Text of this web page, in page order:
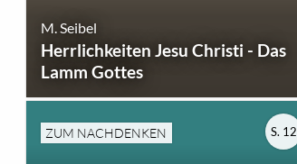
M. Seibel
Herrlichkeiten Jesu Christi - Das
Lamm Gottes
ZUM NACHDENKEN S. 12